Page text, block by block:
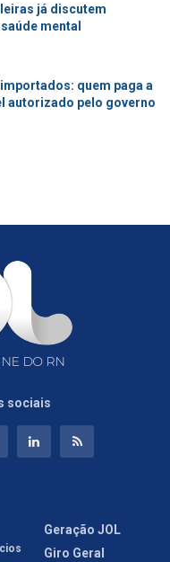
já discutem
mental
quem paga a
autorizado pelo governo
sociais
Geração JOL
Giro Geral